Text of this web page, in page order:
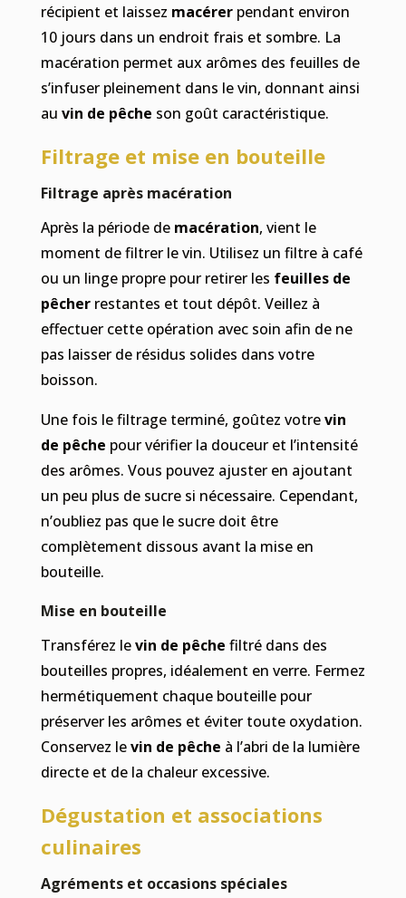
récipient et laissez macérerpendant environ
10 jours dans un endroit frais et sombre. La
macération permet aux arômes des feuilles de
s’infuser pleinement dans le vin, donnant ainsi
au vin de pêche son goût caractéristique.
Filtrage et mise en bouteille
Filtrage après macération
Après la période de macération, vient le
moment de filtrer le vin. Utilisez un filtre à café
ou un linge propre pour retirer les feuilles de
pêcherrestantes et tout dépôt. Veillez à
effectuer cette opération avec soin afin de ne
pas laisser de résidus solides dans votre
boisson.
Une fois le filtrage terminé, goûtez votrevin
de pêche pour vérifier la douceur et l’intensité
des arômes. Vous pouvez ajuster en ajoutant
un peu plus de sucre si nécessaire. Cependant,
n’oubliez pas que le sucre doit être
complètement dissous avant la mise en
bouteille.
Mise en bouteille
Transférez levin de pêche filtré dans des
bouteilles propres, idéalement en verre. Fermez
hermétiquement chaque bouteille pour
préserver les arômes et éviter toute oxydation.
Conservez levin de pêche à l’abri de la lumière
directe et de la chaleur excessive.
Dégustation et associations
culinaires
Agréments et occasions spéciales